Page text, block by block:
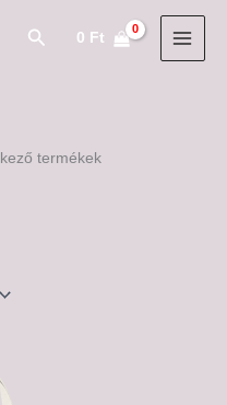
Search
0 Ft
termékek